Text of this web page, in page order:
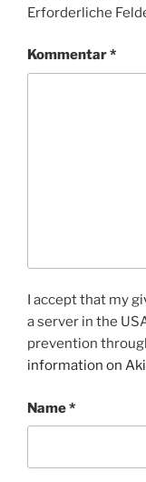
Erforderliche
Kommentar*
I accept that my
a server in the
prevention
information on
Name*